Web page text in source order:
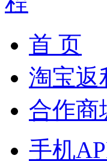
首 页
淘宝返
合作商
手机